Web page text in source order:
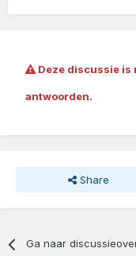
Deze discussie is
antwoorden.
Share
Ga naar